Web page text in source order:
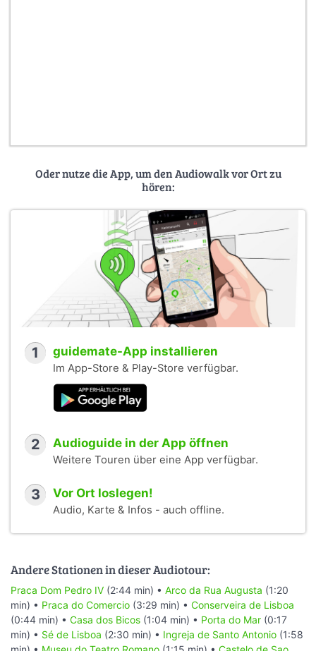
Oder nutze die App, um den Audiowalk vor Ort zu
hören:
1 guidemate-App installieren
Im App-Store & Play-Store verfügbar.
2 Audioguide in der App öffnen
Weitere Touren über eine App verfügbar.
3 Vor Ort loslegen!
Audio, Karte & Infos - auch offline.
Andere Stationen in dieser Audiotour:
Praca Dom Pedro IV (2:44 min) • Arco da Rua Augusta (1:20
min) • Praca do Comercio (3:29 min) • Conserveira de Lisboa
(0:44 min) • Casa dos Bicos (1:04 min) • Porta do Mar (0:17
min) • Sé de Lisboa (2:30 min) • Ingreja de Santo Antonio (1:58